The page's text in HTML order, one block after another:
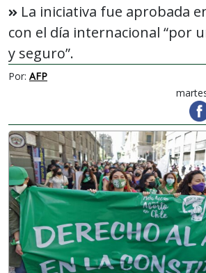
La iniciativa fue aprobada
con el día internacional “por
y seguro”.
Por: AFP